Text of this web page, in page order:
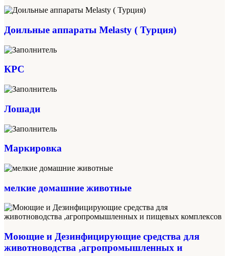
Доильные аппараты Melasty ( Турция)
КРС
Лошади
Маркировка
мелкие домашние животные
Моющие и Дезинфицирующие средства для
животноводства ,агропромышленных и